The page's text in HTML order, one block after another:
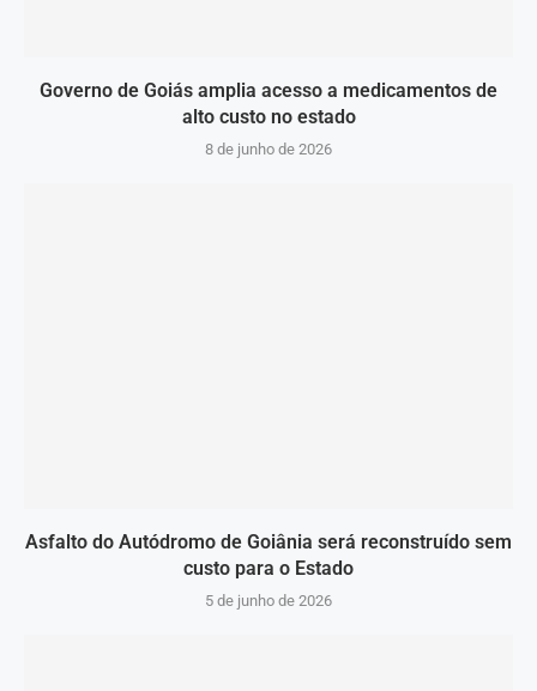
Governo de Goiás amplia acesso a medicamentos de
alto custo no estado
8 de junho de 2026
Asfalto do Autódromo de Goiânia será reconstruído sem
custo para o Estado
5 de junho de 2026